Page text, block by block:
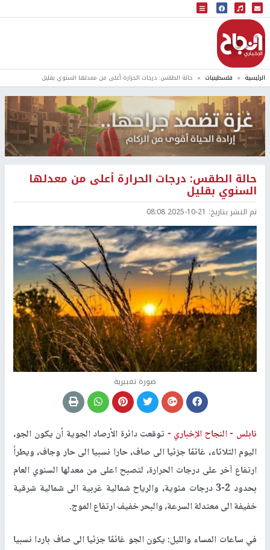
البث المباشر
إذاعة النجاح
الرئيسية فلسطينيات حالة الطقس: درجات الحرارة أعلى من معدلها السنوي بقليل
حالة الطقس: درجات الحرارة أعلى من معدلها
السنوي بقليل
تم النشر بتاريخ: 2025-10-21 08:08
صورة تعبيرية
نابلس -النجاح الإخباري - توقعت دائرة الأرصاد الجوية أن يكون الجو،
اليوم الثلاثاء، غائمًا جزئيا الى صاف، حارا نسبيا الى حار وجاف، ويطرأ
ارتفاع آخر على درجات الحرارة، لتصبح اعلى من معدلها السنوي العام
بحدود 2-3 درجات مئوية، والرياح شمالية غربية الى شمالية شرقية
خفيفة الى معتدلة السرعة، والبحر خفيف ارتفاع الموج.
في ساعات المساء والليل: يكون الجو غائمًا جزئيا الى صاف باردا نسبيا